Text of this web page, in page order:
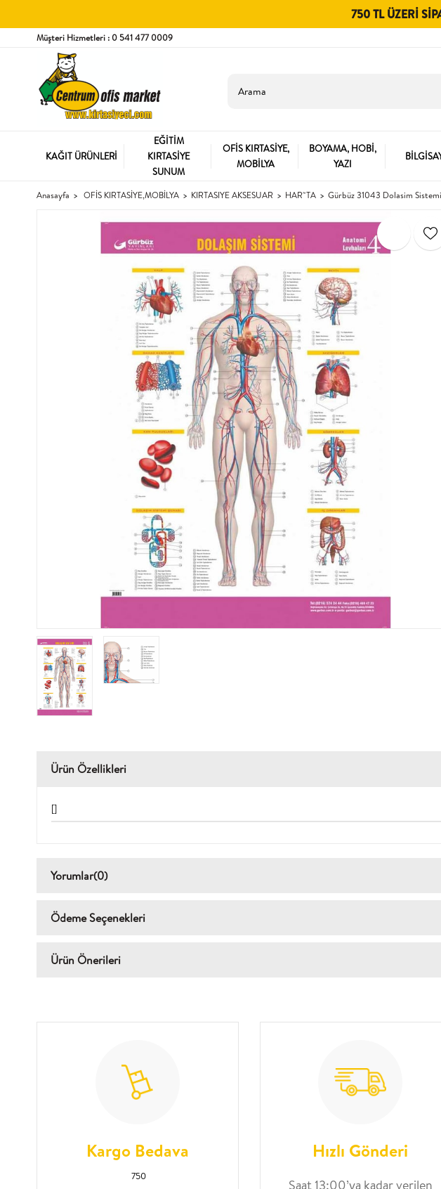
750 TL ÜZERI
Müşteri Hizmetleri : 0 541 477 0009
KAĞIT ÜRÜNLERİ
EĞİTİM
KIRTASİYE
SUNUM
OFİS KIRTASİYE,
MOBİLYA
BOYAMA, HOBİ,
YAZI
Anasayfa OFİS KIRTASİYE,MOBİLYA KIRTASIYE AKSESUAR HAR˜TA Gürbüz 31043 Dolasim
Ürün Özellikleri
[]
Yorumlar(0)
Ödeme Seçenekleri
Ürün Önerileri
Kargo Bedava
750
Hızlı Gönderi
Saat 13:00’ya kadar verilen